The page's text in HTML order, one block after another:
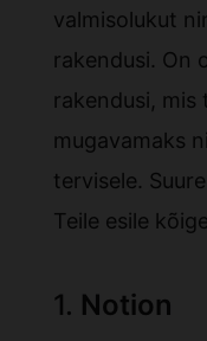
valmisolukut
rakendusi. On
rakendusi, mis
mugavamaks
tervisele.
Teile esile
1. Notion